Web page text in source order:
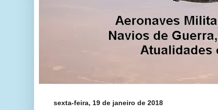
sexta-feira, 19 de janeiro de 2018